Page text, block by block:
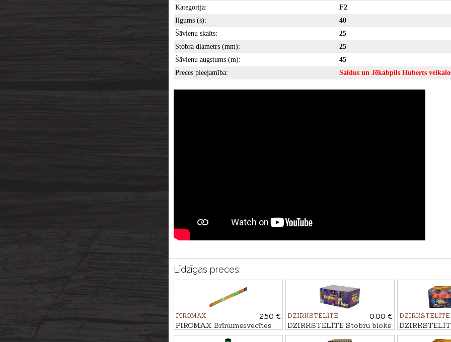
Kategorija:
F2
Ilgums (s):
40
Šāvienu skaits:
25
Stobra diametrs (mm):
25
Šāvienu augstums (m):
45
Preces pieejamība:
Saldus un Jēkabpils Huberts
Līdzīgas preces:
PIROMAX
2.50 €
PIROMAX Brīnumssvecītes
PXG110, 70cm
DZIRKSTELĪTE
0.00 €
DZIRKSTELĪTE Stobru bloks
BRĪNUMU LIETUS, 71 - ŠĀV.
DZIRKSTELĪTE
DĀRGUMU